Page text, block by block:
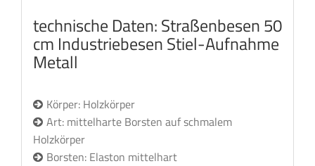
technische Daten: Straßenbesen 50
cm Industriebesen Stiel-Aufnahme
Metall
Körper: Holzkörper
Art: mittelharte Borsten auf schmalem
Holzkörper
Borsten: Elaston mittelhart